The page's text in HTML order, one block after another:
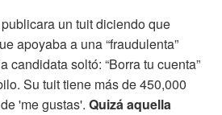
un tuit diciendo que
apoyaba a una “fraudulenta”
candidata soltó: “Borra tu cuenta”
Su tuit tiene más de 450,000
'me gustas'. Quizá aquella